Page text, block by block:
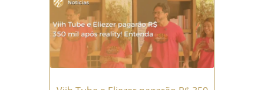
falecimento de uma...Leia
mais →